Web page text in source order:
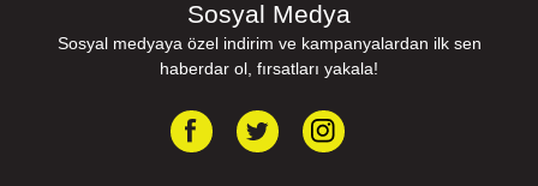
Sosyal Medya
Sosyal medyaya özel indirim ve kampanyalardan ilk sen
haberdar ol, fırsatları yakala!